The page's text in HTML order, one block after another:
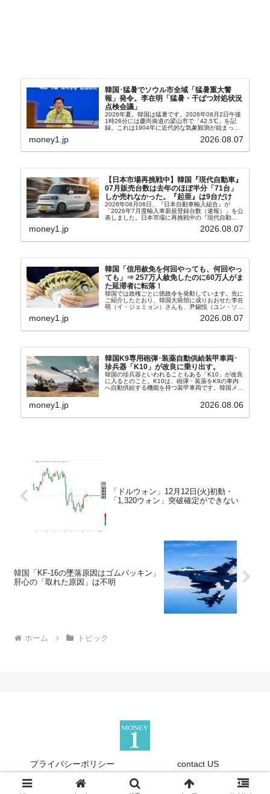
韓国･猛暑でソウル市全域「猛暑重大警
報」発令。李在明「猛暑・干ばつ対処状況
点検会議」
2026年夏。韓国は猛暑です。2026年08月2日午後
1時26分には慶尚南道の梁山市で「42.5℃」を記
録。これは1904年に近代的な気象観測が始まって
ウル市全域への「猛暑重大警報」が発令され...
money1.jp 2026.08.07
【日本市場再挑戦中】韓国『現代自動車』
07月販売台数は去年のほぼ半分「71台」
しか売れなかった。『起亜』は9台だけ
2026年08月06日、『日本自動車輸入組合』が
「2026年7月度輸入車新規登録台数（速報）」を公
表しました。日本市場に再挑戦中の『現代自動
台数はこの中に捉えられているはずです。先月から
money1.jp 2026.08.07
韓国「信用赦免を何回やっても、何回やっ
ても」⇒ 257万人赦免したのに60万人がま
た延滞者に転落！
韓国では政権ごとに徳政令を発動しています。先に
ご紹介したとおり、韓国大統領に成りおおせた李在
明（イ・ジェミョン）さんも、尹錫悦（ユン・ソギ
バンクにして不良債権の買い取りを行い、分割償還
money1.jp 2026.08.07
韓国K9専用砲弾･装薬自動供給装甲車両･
珍兵器「K10」が改良に乗り出す。
韓国の珍兵器といわれることもある「K10」が改良
に入るとのこと。K10は、砲弾・装薬をK9の車内
へ自動供給する機能を持つ装甲車両です。韓国メデ
から以下に一部を引きます。2005年に初めて...
money1.jp 2026.08.06
「ドルウォン」12月12日(火)初動・
「1,320ウォン」突破確定ができない
韓国「KF-16の墜落原因はゴムパッキン」
肝心の「取れた原因」は不明
ホーム トピック
プライバシーポリシー contact US
Copyright © 2013-2026 『Money1』 All Rights Reserved.